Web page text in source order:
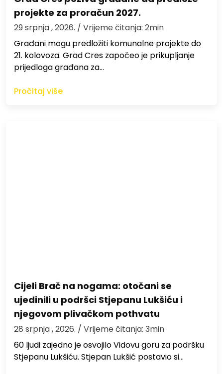
projekte za proračun 2027.
29 srpnja , 2026. / Vrijeme čitanja: 2min
Građani mogu predložiti komunalne projekte do
21. kolovoza. Grad Cres započeo je prikupljanje
prijedloga građana za…
Pročitaj više
Cijeli Brač na nogama: otočani se
ujedinili u podršci Stjepanu Lukšiću i
njegovom plivačkom pothvatu
28 srpnja , 2026. / Vrijeme čitanja: 3min
60 ljudi zajedno je osvojilo Vidovu goru za podršku
Stjepanu Lukšiću. Stjepan Lukšić postavio si…